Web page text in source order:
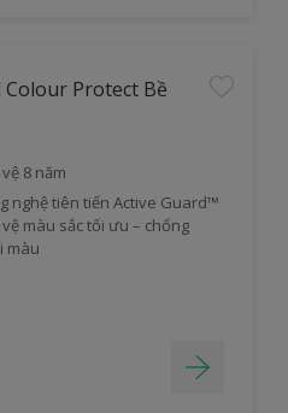
Protect Bề
8 năm
nghệ tiên tiến Active Guard™
màu sắc tối ưu – chống
màu